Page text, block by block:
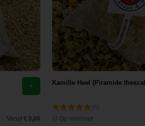
Vanaf € 0,00
Kamille Heel (Piramide
Op voorraad